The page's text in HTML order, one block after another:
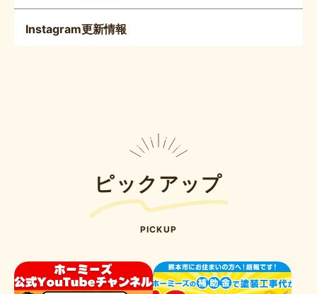
Instagram更新情報
ピックアップ
PICKUP